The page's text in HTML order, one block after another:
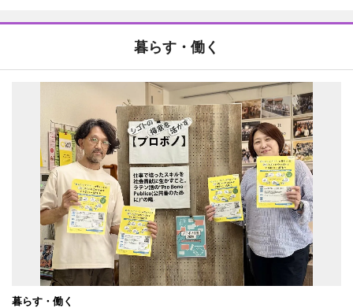
暮らす・働く
暮らす・働く